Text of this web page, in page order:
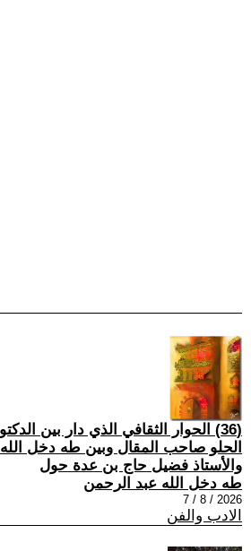
(36) الحوار الثقافي الذي دار بين
الحلو صاحب المقال وبين طه دخل
والأستاذ فضيل حاج بن عدة حول
طه دخل الله عبد الرحمن
2026 / 8 / 7
الادب والفن